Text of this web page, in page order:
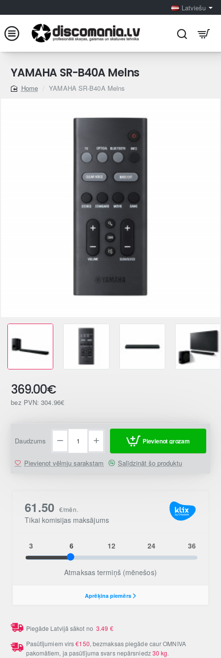
Latviešu
YAMAHA SR-B40A Melns
home
YAMAHA SR-B40A Melns
369.00€
bez PVN: 304.96€
Daudzums Pievienot grozam
Pievienot vēlmju sarakstam Salīdzināt šo produktu
Piegāde Latvijā sākot no3.49 €
Pasūtījumiem virs€150, bezmaksas piegāde caur OMNIVA
pakomātiem, ja pasūtījuma svars nepārsniedz30 kg.